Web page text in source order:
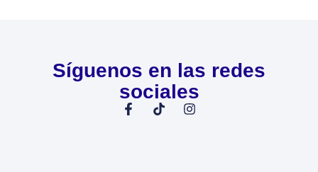
Síguenos en las redes
sociales